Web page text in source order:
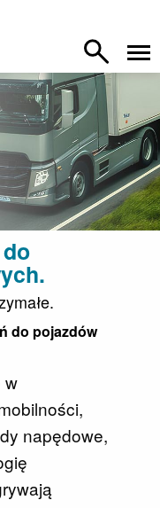
do pojazdów
w
napędowe,